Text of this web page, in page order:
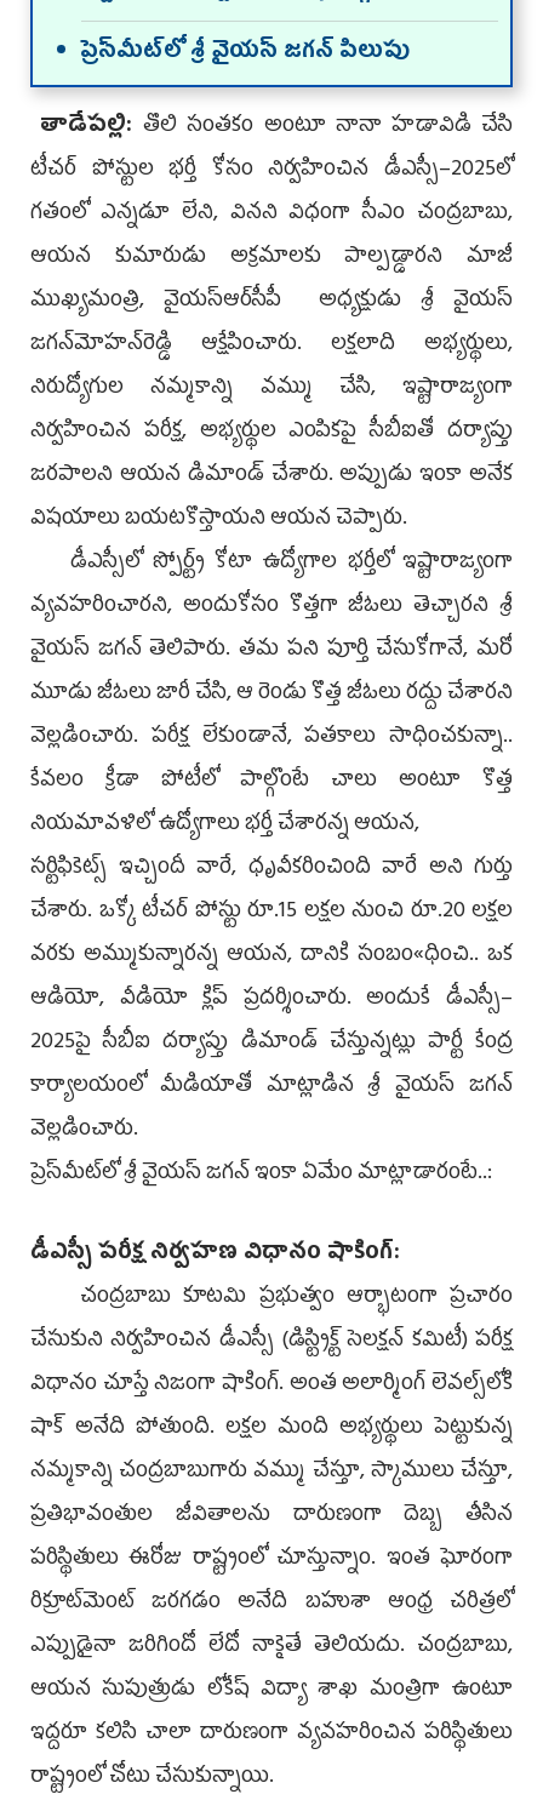
ప్రెస్‌మీట్‌లో శ్రీ వైయస్‌ జగన్‌ పిలుపు
తాడేపల్లి:తొలి సంతకం అంటూ నానా హడావిడి చేసి
టీచర్‌ పోస్టుల భర్తీ కోసం నిర్వహించిన డీఎస్సీ–2025లో
గతంలో ఎన్నడూ లేని, వినని విధంగా సీఎం చంద్రబాబు,
ఆయన కుమారుడు అక్రమాలకు పాల్పడ్డారని మాజీ
ముఖ్యమంత్రి, వైయ‌స్ఆర్‌సీపీ అధ్యక్షుడు శ్రీ వైయస్‌
జగన్‌మోహన్‌రెడ్డి ఆక్షేపించారు. లక్షలాది అభ్యర్థులు,
నిరుద్యోగుల నమ్మకాన్ని వమ్ము చేసి, ఇష్టారాజ్యంగా
నిర్వహించిన పరీక్ష, అభ్యర్థుల ఎంపికపై సీబీఐతో దర్యాప్తు
జరపాలని ఆయన డిమాండ్‌ చేశారు. అప్పుడు ఇంకా అనేక
విషయాలు బయటకొస్తాయని ఆయన చెప్పారు.
డీఎస్సీలో స్పోర్ట్స్‌ కోటా ఉద్యోగాల భర్తీలో ఇష్టారాజ్యంగా
వ్యవహరించారని, అందుకోసం కొత్తగా జీఓలు తెచ్చారని శ్రీ
వైయస్‌ జగన్‌ తెలిపారు. తమ పని పూర్తి చేసుకోగానే, మరో
మూడు జీఓలు జారీ చేసి, ఆ రెండు కొత్త జీఓలు రద్దు చేశారని
వెల్లడించారు. పరీక్ష లేకుండానే, పతకాలు సాధించకున్నా..
కేవలం క్రీడా పోటీలో పాల్గొంటే చాలు అంటూ కొత్త
నియమావళిలో ఉద్యోగాలు భర్తీ చేశారన్న ఆయన,
సర్టిఫికెట్స్‌ ఇచ్చిందీ వారే, ధృవీకరించింది వారే అని గుర్తు
చేశారు. ఒక్కో టీచర్‌ పోస్టు రూ.15 లక్షల నుంచి రూ.20 లక్షల
వరకు అమ్ముకున్నారన్న ఆయన, దానికి సంబం«ధించి.. ఒక
ఆడియో, వీడియో క్లిప్‌ ప్రదర్శించారు. అందుకే డీఎస్సీ–
2025పై సీబీఐ దర్యాప్తు డిమాండ్‌ చేస్తున్నట్లు పార్టీ కేంద్ర
కార్యాలయంలో మీడియాతో మాట్లాడిన శ్రీ వైయస్‌ జగన్‌
వెల్లడించారు.
ప్రెస్‌మీట్‌లో శ్రీ వైయస్‌ జగన్‌ ఇంకా ఏమేం మాట్లాడారంటే..:
డీఎస్సీ పరీక్ష నిర్వహణ విధానం షాకింగ్‌:
చంద్రబాబు కూటమి ప్రభుత్వం ఆర్భాటంగా ప్రచారం
చేసుకుని నిర్వహించిన డీఎస్సీ (డిస్ట్రిక్ట్‌ సెలక్షన్‌ కమిటీ) పరీక్ష
విధానం చూస్తే నిజంగా షాకింగ్‌. అంత అలార్మింగ్‌ లెవల్స్‌లోకి
షాక్‌ అనేది పోతుంది. లక్షల మంది అభ్యర్థులు పెట్టుకున్న
నమ్మకాన్ని చంద్రబాబుగారు వమ్ము చేస్తూ, స్కాములు చేస్తూ,
ప్రతిభావంతుల జీవితాలను దారుణంగా దెబ్బ తీసిన
పరిస్థితులు ఈరోజు రాష్ట్రంలో చూస్తున్నాం. ఇంత ఘోరంగా
రిక్రూట్‌మెంట్‌ జరగడం అనేది బహుశా ఆంధ్ర చరిత్రలో
ఎప్పుడైనా జరిగిందో లేదో నాకైతే తెలియదు. చంద్రబాబు,
ఆయన సుపుత్రుడు లోకేష్‌ విద్యా శాఖ మంత్రిగా ఉంటూ
ఇద్దరూ కలిసి చాలా దారుణంగా వ్యవహరించిన పరిస్థితులు
రాష్ట్రంలో చోటు చేసుకున్నాయి.